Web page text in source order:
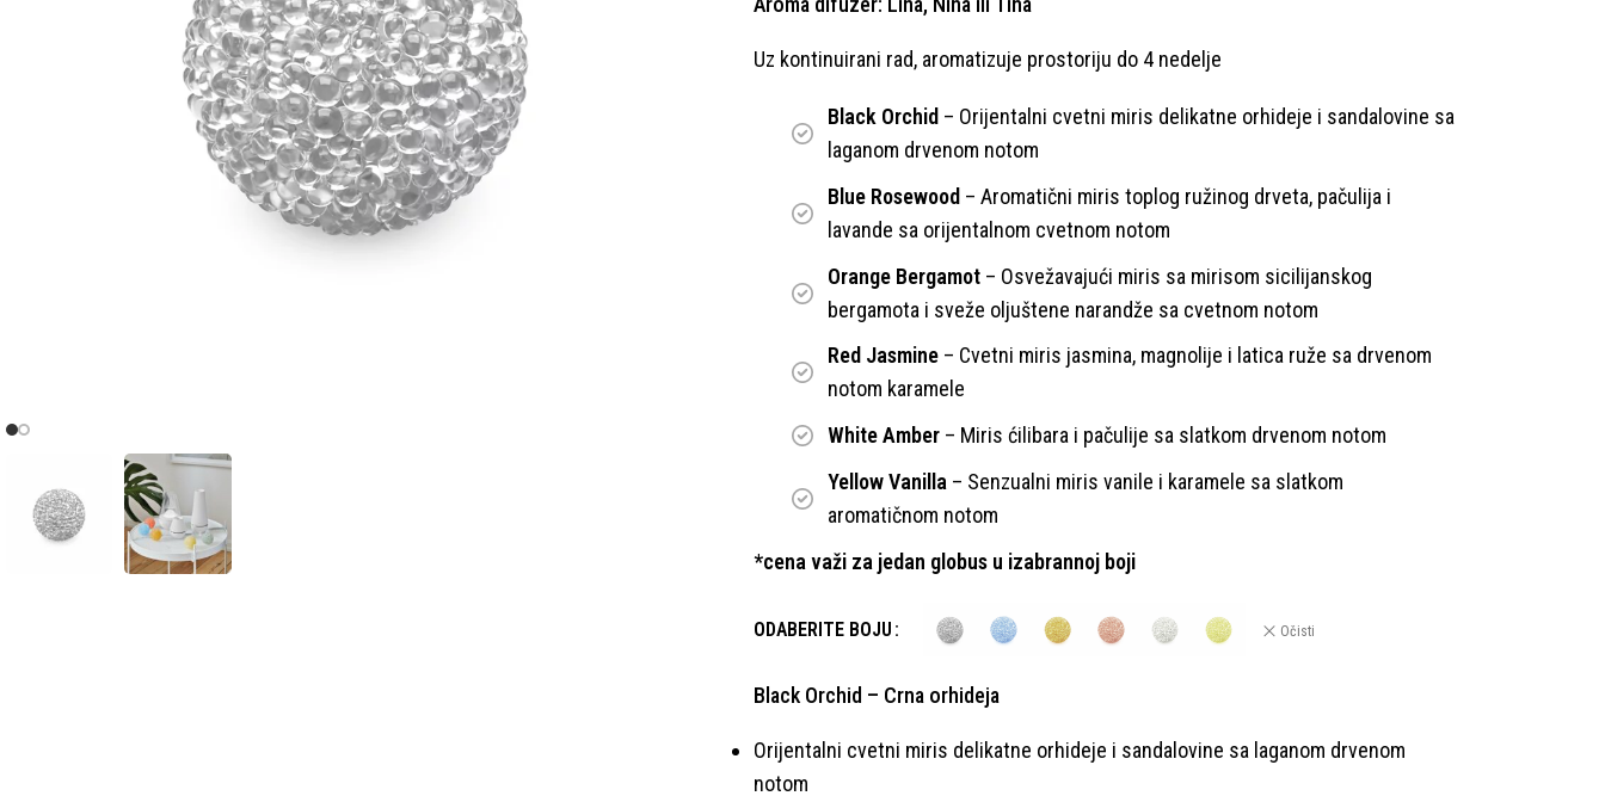
Uz kontinuirani rad, aromatizuje prostoriju do 4 nedelje
Black Orchid – Orijentalni cvetni miris delikatne orhideje i sandalovine sa
laganom drvenom notom
Blue Rosewood – Aromatični miris toplog ružinog drveta, pačulija i
lavande sa orijentalnom cvetnom notom
Orange Bergamot – Osvežavajući miris sa mirisom sicilijanskog
bergamota i sveže oljuštene narandže sa cvetnom notom
Red Jasmine – Cvetni miris jasmina, magnolije i latica ruže sa drvenom
notom karamele
White Amber – Miris ćilibara i pačulije sa slatkom drvenom notom
Yellow Vanilla – Senzualni miris vanile i karamele sa slatkom
aromatičnom notom
*cena važi za jedan globus u izabrannoj boji
ODABERITE BOJU Očisti
Black Orchid – Crna orhideja
Orijentalni cvetni miris delikatne orhideje i sandalovine sa laganom drvenom
notom